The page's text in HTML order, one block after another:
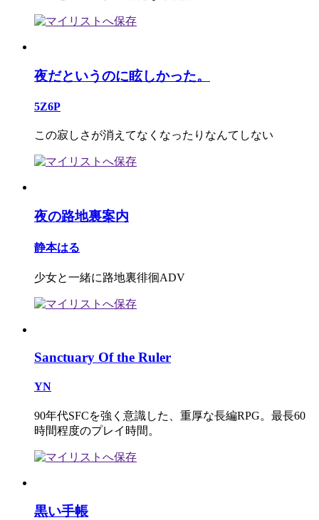
夜だというのに眩しかった。
5Z6P
この寂しさが消えてなくなったりなんてしない
夜の路地裏案内
静本はる
少女と一緒に路地裏徘徊ADV
Sanctuary Of the Ruler
YN
90年代SFCを強く意識した、重厚な長編RPG。最長60
時間程度のプレイ時間。
黒い手帳